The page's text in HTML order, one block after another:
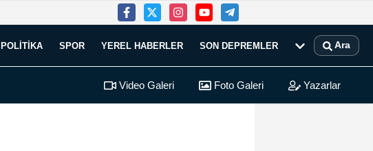
POLITIKA SPOR YEREL HABERLER SON DEPREMLER Ara
Video Galeri Foto Galeri Yazarlar